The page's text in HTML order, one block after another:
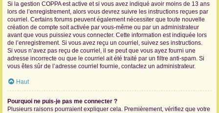
Si la gestion COPPA est active et si vous avez indiqué avoir moins de 13 ans
lors de l’enregistrement, alors vous devrez suivre les instructions reçues par
courriel. Certains forums peuvent également nécessiter que toute nouvelle
création de compte soit activée par vous-même ou par un administrateur
avant que vous puissiez vous connecter. Cette information est indiquée lors
de l’enregistrement. Si vous avez reçu un courriel, suivez ses instructions.
Si vous n’avez pas reçu de courriel, il se peut que vous ayez fourni une
adresse incorrecte ou que le courriel ait été traité par un filtre anti-spam. Si
vous êtes sûr de l’adresse courriel fournie, contactez un administrateur.
Haut
Pourquoi ne puis-je pas me connecter ?
Plusieurs raisons pourraient expliquer cela. Premièrement, vérifiez que votre